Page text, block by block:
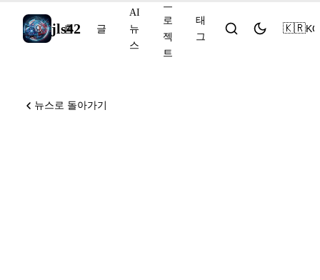
jls42
홈 글
AI
뉴
스
프
로
젝
트
태
그
🇰🇷KO
뉴스로 돌아가기